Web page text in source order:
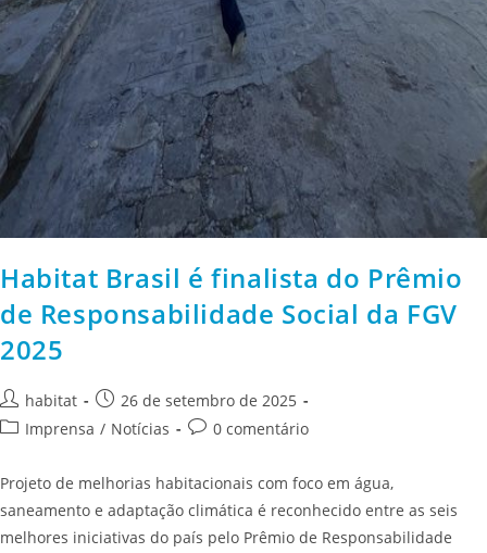
Habitat Brasil é finalista do Prêmio
de Responsabilidade Social da FGV
2025
habitat
26 de setembro de 2025
Imprensa / Notícias 0 comentário
Projeto de melhorias habitacionais com foco em água,
saneamento e adaptação climática é reconhecido entre as seis
melhores iniciativas do país pelo Prêmio de Responsabilidade